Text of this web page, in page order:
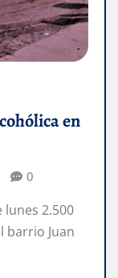
en
0
2.500
barrio Juan